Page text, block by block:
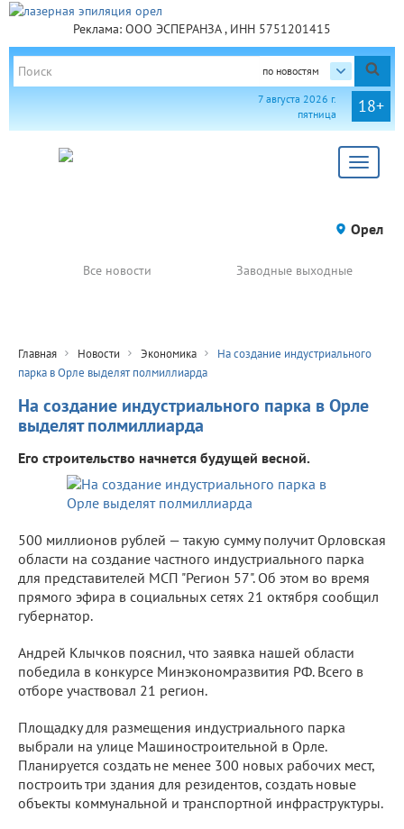
Реклама: ООО ЭСПЕРАНЗА , ИНН 5751201415
по новостям
18+
7 августа 2026 г.
пятница
Toggle
Орел
Все новости Заводные выходные
Главная Новости Экономика
На создание индустриального
парка в Орле выделят полмиллиарда
На создание индустриального парка в Орле
выделят полмиллиарда
Его строительство начнется будущей весной.
500 миллионов рублей — такую сумму получит Орловская
области на создание частного индустриального парка
для представителей МСП "Регион 57". Об этом во время
прямого эфира в социальных сетях 21 октября сообщил
губернатор.
Андрей Клычков пояснил, что заявка нашей области
победила в конкурсе Минэкономразвития РФ. Всего в
отборе участвовал 21 регион.
Площадку для размещения индустриального парка
выбрали на улице Машиностроительной в Орле.
Планируется создать не менее 300 новых рабочих мест,
построить три здания для резидентов, создать новые
объекты коммунальной и транспортной инфраструктуры.